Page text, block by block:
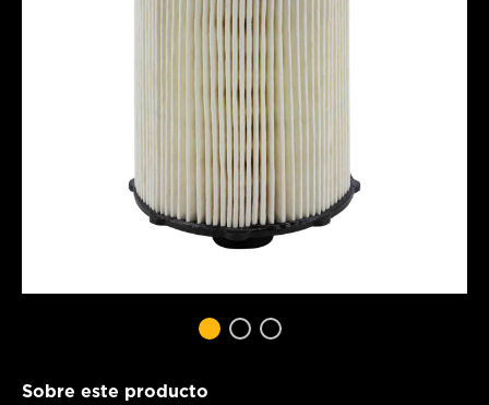
Sobre este producto